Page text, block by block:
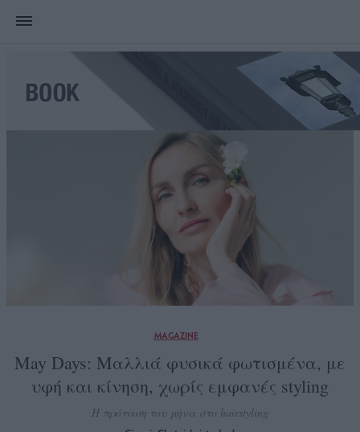
MAGAZINE
May Days: Μαλλιά φυσικά φωτισμένα, με
υφή και κίνηση, χωρίς εμφανές styling
Η πρόταση του μήνα στο hairstyling